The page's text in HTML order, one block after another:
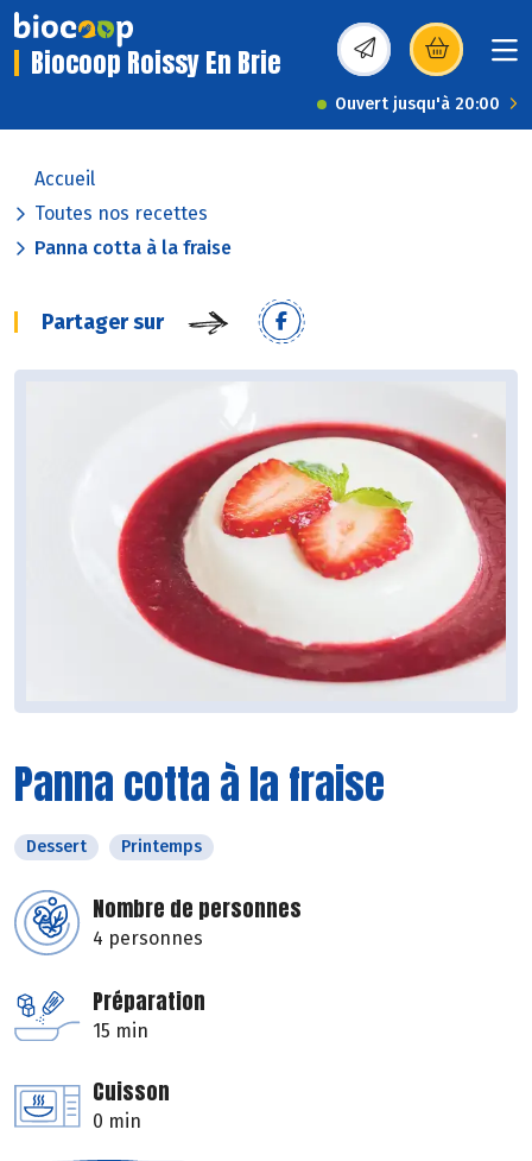
Biocoop Roissy En Brie (s’ouvre dans une
Ouvert jusqu'à 20:00
Accueil
Toutes nos recettes
Panna cotta à la fraise
Partager sur
Panna cotta à la fraise
Dessert Printemps
Nombre de personnes
4 personnes
Préparation
15 min
Cuisson
0 min